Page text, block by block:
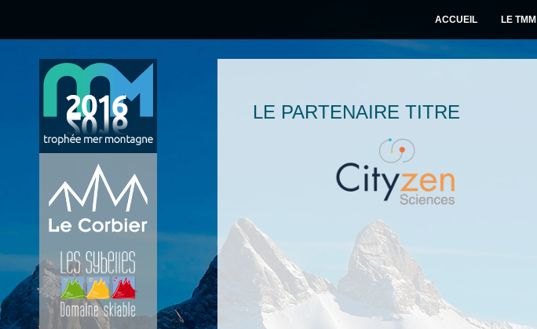
LE PARTENAIRE TITRE
ACCUEIL LE TMM